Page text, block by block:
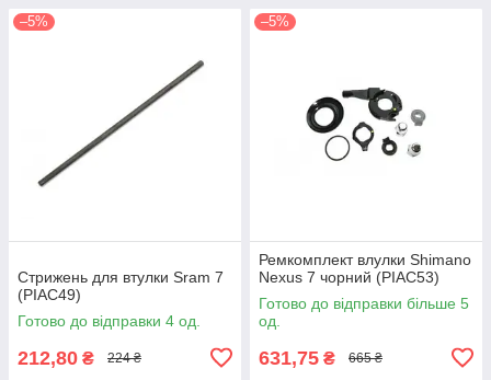
–5%
Стрижень для втулки Sram 7
(PIAC49)
Готово до відправки 4 од.
212,80 ₴ 224 ₴
–5%
Ремкомплект влулки Shimano
Nexus 7 чорний (PIAC53)
Готово до відправки більше 5
од.
631,75 ₴ 665 ₴